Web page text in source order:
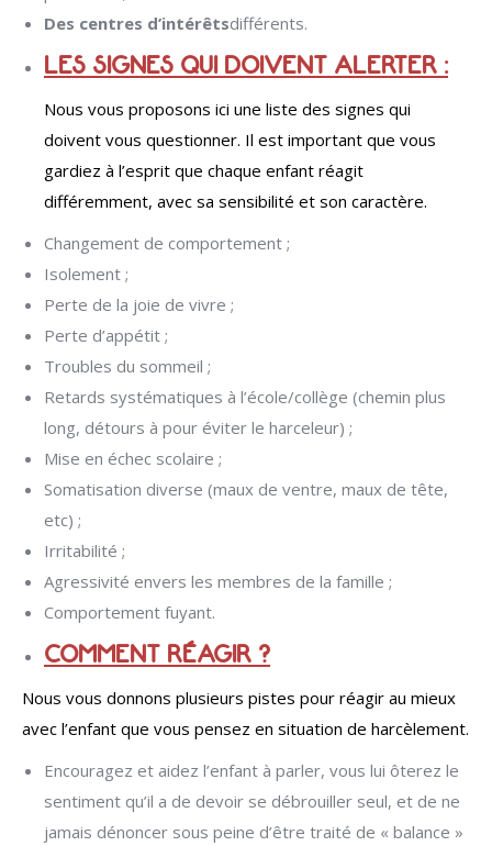
Des centres d’intérêtsdifférents.
LES SIGNES QUI DOIVENT ALERTER :
Nous vous proposons ici une liste des signes qui
doivent vous questionner. Il est important que vous
gardiez à l’esprit que chaque enfant réagit
différemment, avec sa sensibilité et son caractère.
Changement de comportement ;
Isolement ;
Perte de la joie de vivre ;
Perte d’appétit ;
Troubles du sommeil ;
Retards systématiques à l’école/collège (chemin plus
long, détours à pour éviter le harceleur) ;
Mise en échec scolaire ;
Somatisation diverse (maux de ventre, maux de tête,
etc) ;
Irritabilité ;
Agressivité envers les membres de la famille ;
Comportement fuyant.
COMMENT RÉAGIR ?
Nous vous donnons plusieurs pistes pour réagir au mieux
avec l’enfant que vous pensez en situation de harcèlement.
Encouragez et aidez l’enfant à parler, vous lui ôterez le
sentiment qu’il a de devoir se débrouiller seul, et de ne
jamais dénoncer sous peine d’être traité de « balance »